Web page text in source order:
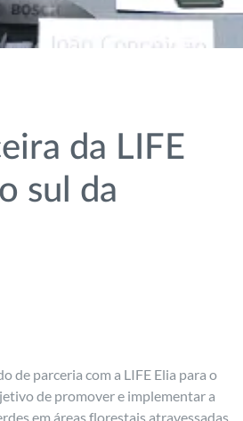
da LIFE
sul da
de parceria com a LIFE Elia para o
de promover e implementar a
em áreas florestais atravessadas